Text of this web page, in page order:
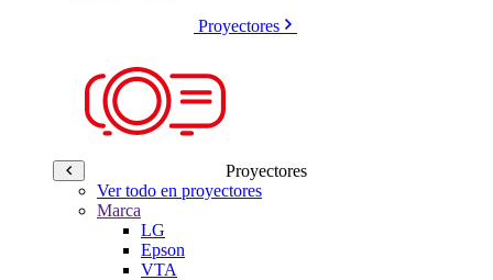
Proyectores
Proyectores
Ver todo en proyectores
Marca
LG
Epson
VTA